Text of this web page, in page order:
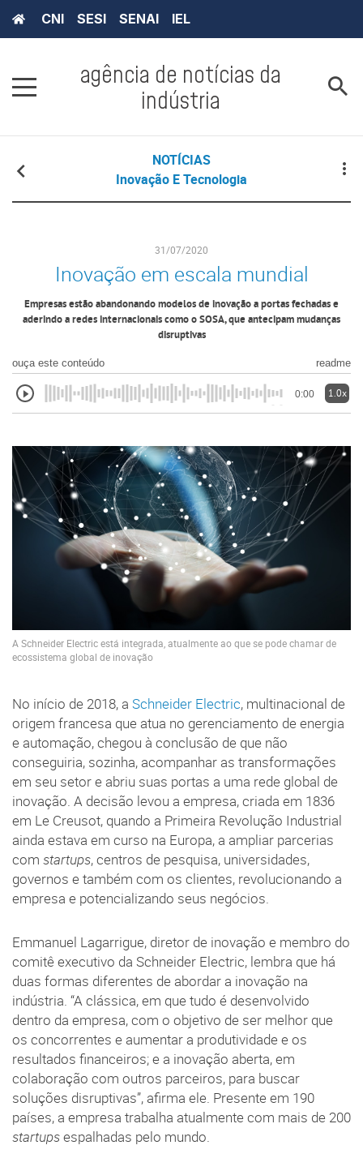
CNI SESI SENAI IEL
agência de notícias da
indústria
NOTÍCIAS
Inovação E Tecnologia
31/07/2020
Inovação em escala mundial
Empresas estão abandonando modelos de inovação a portas fechadas e
aderindo a redes internacionais como o SOSA, que antecipam mudanças
disruptivas
ouça este conteúdo readme
0:00 1.0x
A Schneider Electric está integrada, atualmente ao que se pode chamar de
ecossistema global de inovação
No início de 2018, a Schneider Electric, multinacional de
origem francesa que atua no gerenciamento de energia
e automação, chegou à conclusão de que não
conseguiria, sozinha, acompanhar as transformações
em seu setor e abriu suas portas a uma rede global de
inovação. A decisão levou a empresa, criada em 1836
em Le Creusot, quando a Primeira Revolução Industrial
ainda estava em curso na Europa, a ampliar parcerias
com startups, centros de pesquisa, universidades,
governos e também com os clientes, revolucionando a
empresa e potencializando seus negócios.
Emmanuel Lagarrigue, diretor de inovação e membro do
comitê executivo da Schneider Electric, lembra que há
duas formas diferentes de abordar a inovação na
indústria. “A clássica, em que tudo é desenvolvido
dentro da empresa, com o objetivo de ser melhor que
os concorrentes e aumentar a produtividade e os
resultados financeiros; e a inovação aberta, em
colaboração com outros parceiros, para buscar
soluções disruptivas”, afirma ele. Presente em 190
países, a empresa trabalha atualmente com mais de 200
startupsespalhadas pelo mundo.